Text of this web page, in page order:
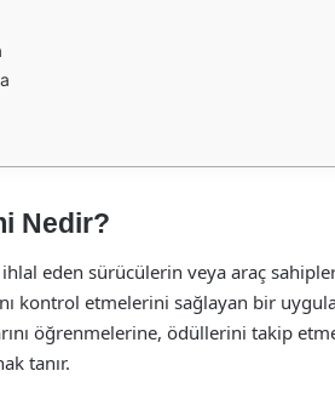
Nedir?
eden sürücülerin veya araç
kontrol etmelerini sağlayan bir
öğrenmelerine, ödüllerini takip
tanır.